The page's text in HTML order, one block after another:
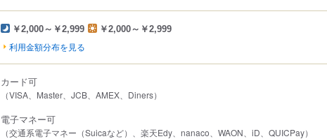
￥2,000～￥2,999 ￥2,000～￥2,999
利用金額分布を見る
カード可
（VISA、Master、JCB、AMEX、Diners）
電子マネー可
（交通系電子マネー（Suicaなど）、楽天Edy、nanaco、WAON、iD、QUICPay）